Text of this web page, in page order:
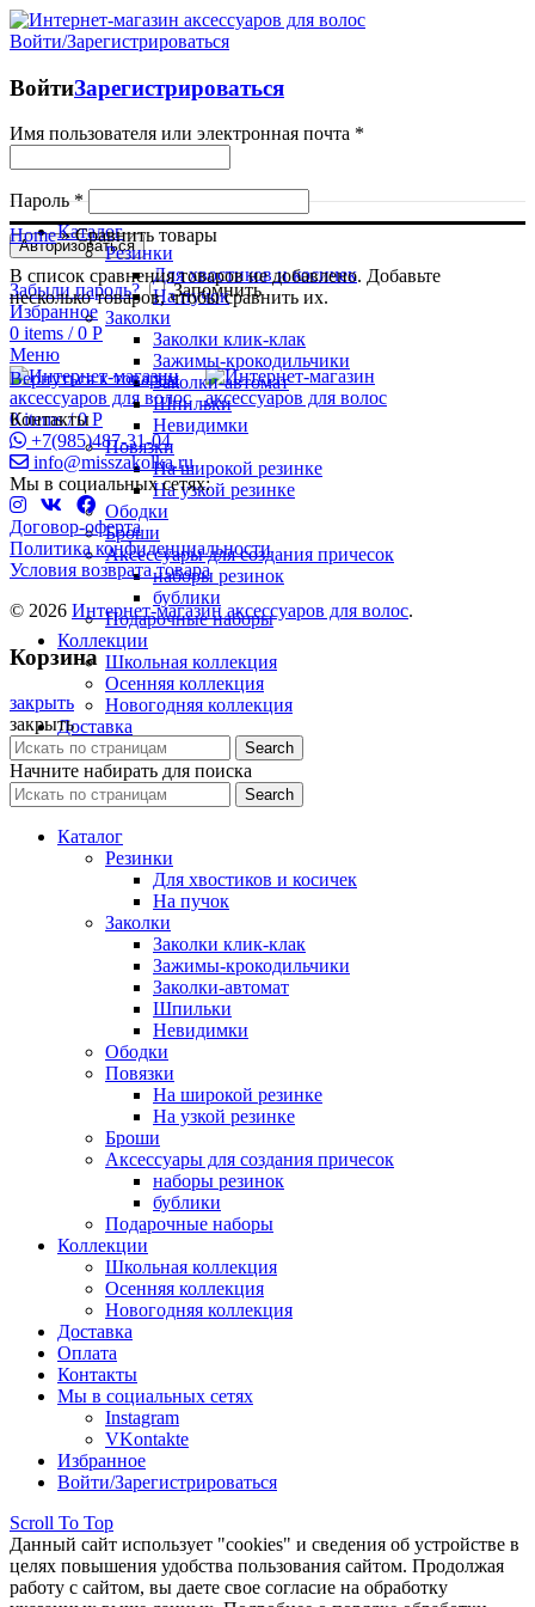
Войти/Зарегистрироваться
ВойтиЗарегистрироваться
Имя пользователя или электронная почта *
Пароль*
Авторизоваться
Забыли пароль?
Запомнить
Избранное
0 items / 0 Р
Меню
0items / 0Р
Каталог
Резинки
Для хвостиков и косичек
На пучок
Заколки
Заколки клик-клак
Зажимы-крокодильчики
Заколки-автомат
Шпильки
Невидимки
Повязки
На широкой резинке
На узкой резинке
Ободки
Броши
Аксессуары для создания причесок
наборы резинок
бублики
Подарочные наборы
Коллекции
Школьная коллекция
Осенняя коллекция
Новогодняя коллекция
Доставка
Оплата
Home»Сравнить товары
В список сравнения товаров не добавлено. Добавьте
несколько товаров, чтобы сравнить их.
Вернуться к товарам
Контакты
+7(985)487-31-04
info@misszakolka.ru
Мы в социальных сетях:
Договор-оферта
Политика конфиденциальности
Условия возврата товара
© 2026 Интернет-магазин аксессуаров для волос.
Корзина
закрыть
закрыть
Search
Начните набирать для поиска
Search
Каталог
Резинки
Для хвостиков и косичек
На пучок
Заколки
Заколки клик-клак
Зажимы-крокодильчики
Заколки-автомат
Шпильки
Невидимки
Ободки
Повязки
На широкой резинке
На узкой резинке
Броши
Аксессуары для создания причесок
наборы резинок
бублики
Подарочные наборы
Коллекции
Школьная коллекция
Осенняя коллекция
Новогодняя коллекция
Доставка
Оплата
Контакты
Мы в социальных сетях
Instagram
VKontakte
Избранное
Войти/Зарегистрироваться
Scroll To Top
Данный сайт использует "cookies" и сведения об устройстве в
целях повышения удобства пользования сайтом. Продолжая
работу с сайтом, вы даете свое согласие на обработку